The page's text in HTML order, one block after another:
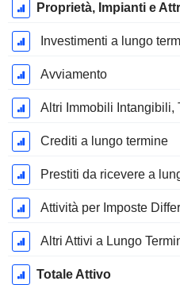
Proprietà, Impianti e
Investimenti a lungo
Avviamento
Altri Immobili Intangibili,
Crediti a lungo termine
Prestiti da ricevere a
Attività per Imposte
Altri Attivi a Lungo
Totale Attivo